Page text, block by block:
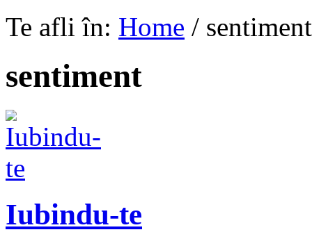
Te afli în: Home / sentiment
sentiment
Iubindu-te